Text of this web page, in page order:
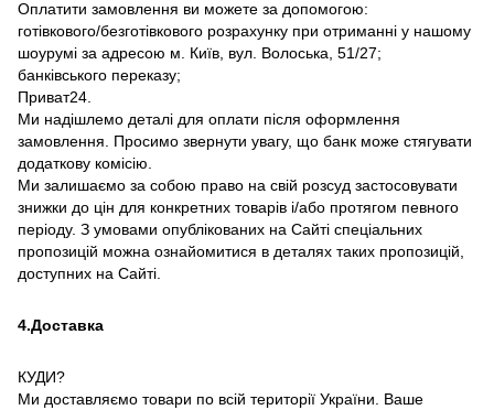
Оплатити замовлення ви можете за допомогою:
готівкового/безготівкового розрахунку при отриманні у нашому
шоурумі за адресою м. Київ, вул. Волоська, 51/27;
банківського переказу;
Приват24.
Ми надішлемо деталі для оплати після оформлення
замовлення. Просимо звернути увагу, що банк може стягувати
додаткову комісію.
Ми залишаємо за собою право на свій розсуд застосовувати
знижки до цін для конкретних товарів і/або протягом певного
періоду. З умовами опублікованих на Сайті спеціальних
пропозицій можна ознайомитися в деталях таких пропозицій,
доступних на Сайті.
4.Доставка
КУДИ?
Ми доставляємо товари по всій території України. Ваше